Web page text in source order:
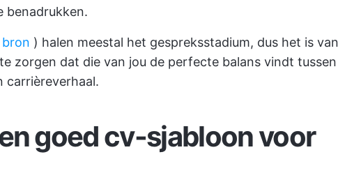
benadrukken.
bron ) halen meestal het gespreksstadium, dus het is van
zorgen dat die van jou de perfecte balans vindt tussen
carrièreverhaal.
goed cv-sjabloon voor